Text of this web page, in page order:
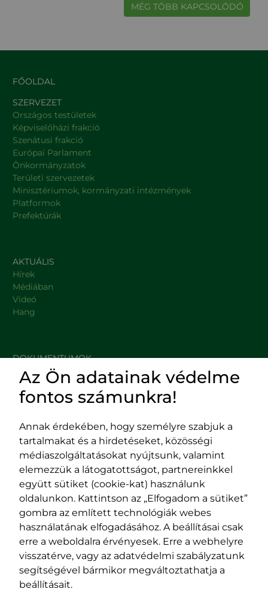
MÉG TÖBB KAPCSOLÓDÓ
FŐOLDAL
SZERVEZET
Országos testületek
Képviselőházi frakció
Szenátusi frakció
Európai Parlament
Önkormányzatok
Területi szervezetek
Minisztériumok, kormányzati intézmények
Platformok
Prefektúrák
AKTUÁLIS
Hírek
Médiában
Videó
Hang
DOKUMENTUMOK
HASZNOS LINKEK
Impresszum
Adatvédelmi szabályzat
EPP program
400029 Kolozsvár,
Fürdő (Card. Iuliu Hossu) utca, 41.
szám
tel/fax:0723 250 321
email:office@rmdsz.ro
400489 Kolozsvár,
Majális utca, 60.
szám
tel/fax:0264 590 758
email:
office@rmdsz.ro
Az Ön adatainak védelme
fontos számunkra!
Annak érdekében, hogy személyre szabjuk a
tartalmakat és a hirdetéseket, közösségi
médiaszolgáltatásokat nyújtsunk, valamint
elemezzük a látogatottságot, partnereinkkel
együtt sütiket (cookie-kat) használunk
oldalunkon. Kattintson az „Elfogadom a sütiket”
gombra az említett technológiák webes
használatának elfogadásához. A beállításai csak
erre a weboldalra érvényesek. Erre a webhelyre
visszatérve, vagy az adatvédelmi szabályzatunk
segítségével bármikor megváltoztathatja a
beállításait.